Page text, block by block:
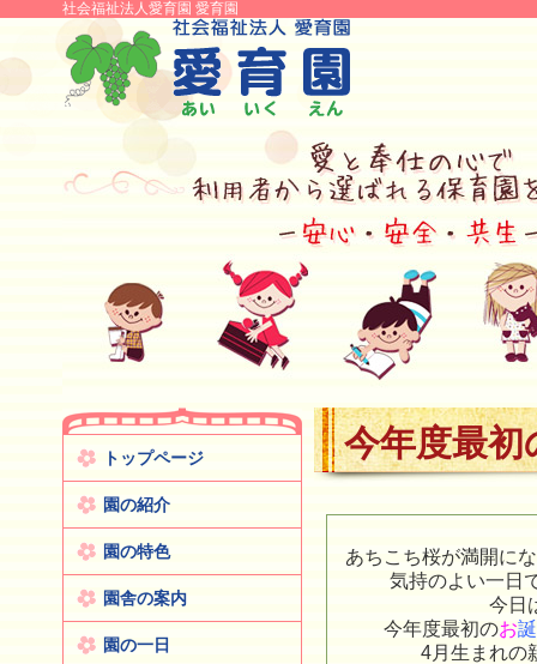
社会福祉法人愛育園 愛育園
トップページ
園の紹介
園の特色
園舎の案内
園の一日
今年度最初
あちこち桜が満開に
気持のよい一日
今日
今年度最初のお誕
4月生まれの